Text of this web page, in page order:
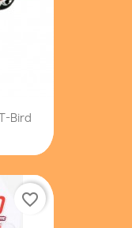
Bird
favorite_border